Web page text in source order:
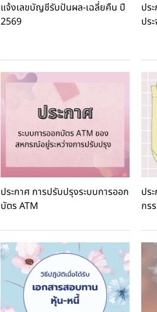
แจ้งเลขบัญชีรับปันผล-เฉลี่ยคืน ปี
2569
ปร
ปร
ประกาศ การปรับปรุงระบบการออก
บัตร ATM
ปร
กร